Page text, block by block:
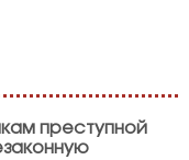
преступной